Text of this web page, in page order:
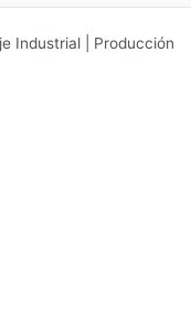
Industrial | Producción